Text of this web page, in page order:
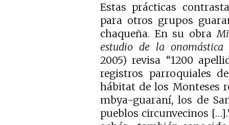
Estas prácticas
para otros grupos
chaqueña. En su obra
estudio de la onomástica
2005) revisa “1200
registros parroquiales
hábitat de los Monteses
mbya-guaraní, los de
pueblos circunvecinos